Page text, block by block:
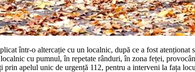
într-o altercație cu un localnic, după ce a fost atenționat
cu pumnul, în repetate rânduri, în zona feței,
apelul unic de urgență 112, pentru a interveni la fața